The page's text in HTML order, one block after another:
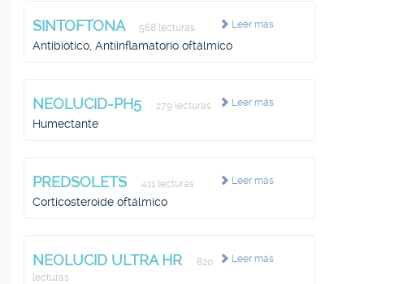
Leer más
SINTOFTONA 568 lecturas
Antibiótico, Antiinflamatorio oftálmico
Leer más
NEOLUCID-PH5 279 lecturas
Humectante
Leer más
PREDSOLETS 411 lecturas
Corticosteroide oftálmico
Leer más
NEOLUCID ULTRA HR
820
lecturas